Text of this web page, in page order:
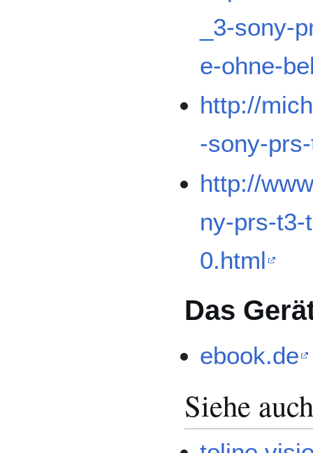
_3-sony-
e-ohne-
http://
-sony-
http://
ny-prs-t3-
0.html
Das
ebook.de
Siehe auch